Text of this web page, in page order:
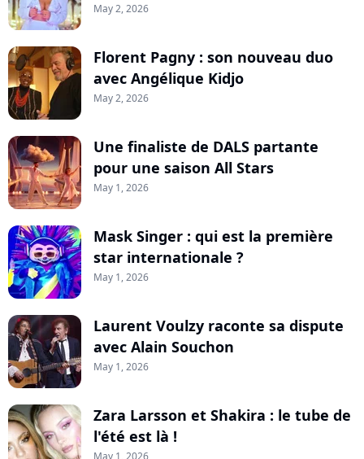
May 2, 2026
Florent Pagny : son nouveau duo
avec Angélique Kidjo
May 2, 2026
Une finaliste de DALS partante
pour une saison All Stars
May 1, 2026
Mask Singer : qui est la première
star internationale ?
May 1, 2026
Laurent Voulzy raconte sa dispute
avec Alain Souchon
May 1, 2026
Zara Larsson et Shakira : le tube de
l'été est là !
May 1, 2026